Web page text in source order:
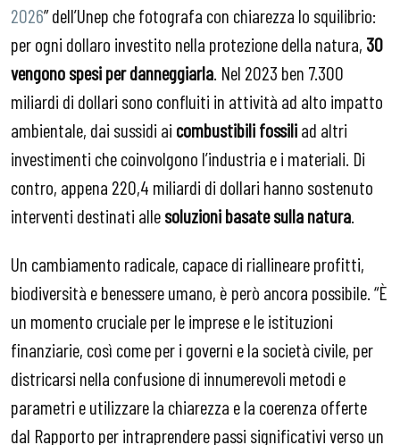
2026” dell’Unep che fotografa con chiarezza lo squilibrio:
per ogni dollaro investito nella protezione della natura, 30
vengono spesi per danneggiarla. Nel 2023 ben 7.300
miliardi di dollari sono confluiti in attività ad alto impatto
ambientale, dai sussidi ai combustibili fossiliad altri
investimenti che coinvolgono l’industria e i materiali. Di
contro, appena 220,4 miliardi di dollari hanno sostenuto
interventi destinati allesoluzioni basate sulla natura.
Un cambiamento radicale, capace di riallineare profitti,
biodiversità e benessere umano, è però ancora possibile. “È
un momento cruciale per le imprese e le istituzioni
finanziarie, così come per i governi e la società civile, per
districarsi nella confusione di innumerevoli metodi e
parametri e utilizzare la chiarezza e la coerenza offerte
dal Rapporto per intraprendere passi significativi verso un